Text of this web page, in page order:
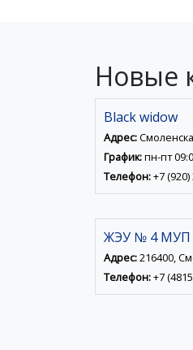
Новые
Black widow
Адрес:
График:пн-пт
Телефон:+7
ЖЭУ № 4 МУП
Адрес:216400,
Телефон:+7